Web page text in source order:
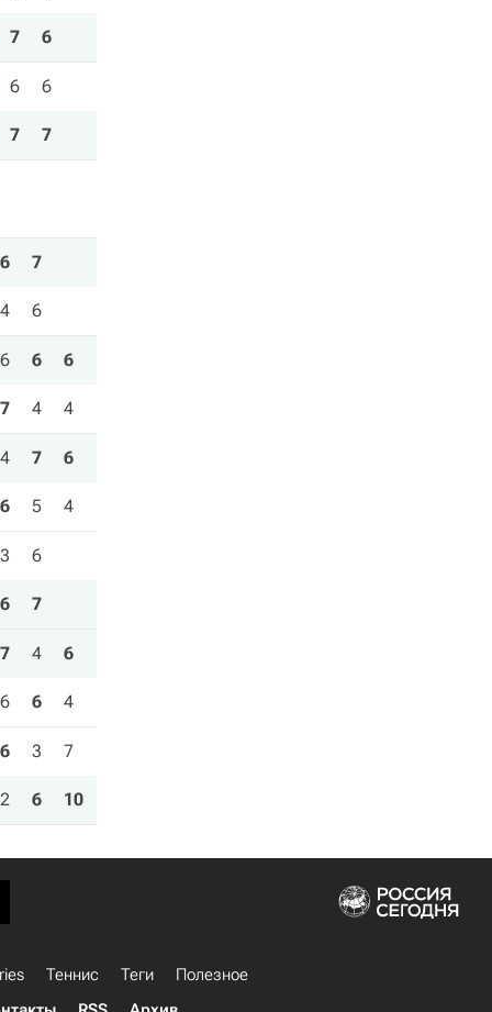
7 6
6 6
7 7
6 7
4 6
6 6 6
7 4 4
4 7 6
6 5 4
3 6
6 7
7 4 6
6 6 4
6 3 7
2 6 10
Теннис Теги
Полезное